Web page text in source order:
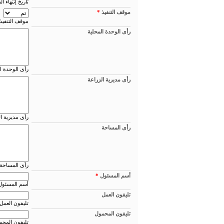
تاريخ إنتهاء
موقف التنفيذ *
موقف التنفيذ
رأى الوحدة المحلية
رأى الوحدة
رأى مديرية الزراعة
رأى مديرية
رأى المساحة
رأى المساحة
أسم المسئول *
أسم
تليفون العمل
تليفون العمل
تليفون المحمول
تليفون